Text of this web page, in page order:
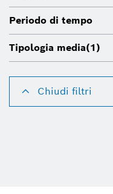
Periodo di tempo
Tipologia media(1)
Chiudi filtri